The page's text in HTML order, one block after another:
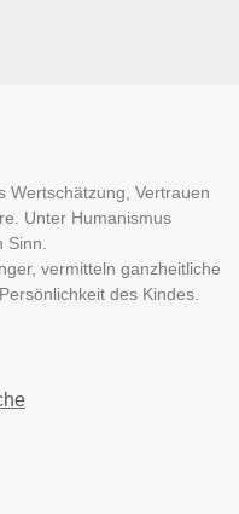
Wertschätzung, Vertrauen
Unter Humanismus
vermitteln ganzheitliche
des Kindes.